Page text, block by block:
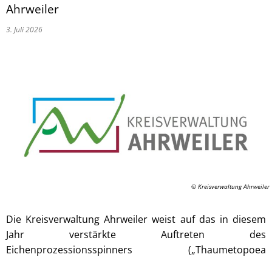
Ahrweiler
3. Juli 2026
© Kreisverwaltung Ahrweiler
Die Kreisverwaltung Ahrweiler weist auf das in diesem
Jahr verstärkte Auftreten des
Eichenprozessionsspinners („Thaumetopoea